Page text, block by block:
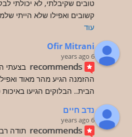
קשובים ואפילו שלא הייתי
עוד
Ofir Mitrani
6 years ago
recommends
הבית.. הבלוקים הגיעו
נדב חיים
6 years ago
recommends